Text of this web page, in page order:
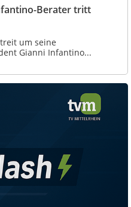
Berater tritt
um seine
Gianni Infantino...